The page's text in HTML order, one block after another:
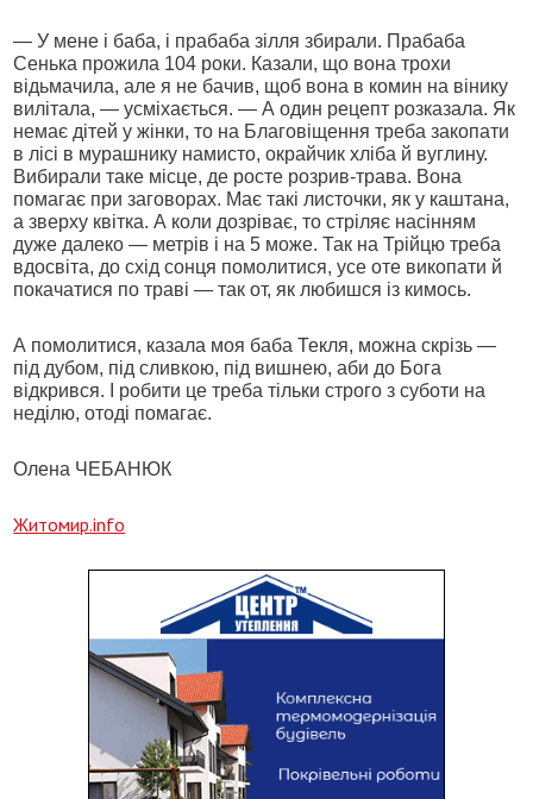
— У мене і баба, і прабаба зілля збирали. Прабаба
Сенька прожила 104 роки. Казали, що вона трохи
відьмачила, але я не бачив, щоб вона в комин на вінику
вилітала, — усміхається. — А один рецепт розказала. Як
немає дітей у жінки, то на Благовіщення треба закопати
в лісі в мурашнику намисто, окрайчик хліба й вуглину.
Вибирали таке місце, де росте розрив-трава. Вона
помагає при заговорах. Має такі листочки, як у каштана,
а зверху квітка. А коли дозріває, то стріляє насінням
дуже далеко — метрів і на 5 може. Так на Трійцю треба
вдосвіта, до схід сонця помолитися, усе оте викопати й
покачатися по траві — так от, як любишся із кимось.
А помолитися, казала моя баба Текля, можна скрізь —
під дубом, під сливкою, під вишнею, аби до Бога
відкрився. І робити це треба тільки строго з суботи на
неділю, отоді помагає.
Олена ЧЕБАНЮК
Житомир.info